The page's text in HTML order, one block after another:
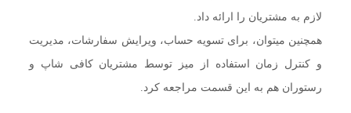
لازم به مشتریان را ارائه داد.
همچنین میتوان، برای تسویه حساب، ویرایش سفارشات، مدیریت
و کنترل زمان استفاده از میز توسط مشتریان کافی شاپ و
رستوران هم به این قسمت مراجعه کرد.